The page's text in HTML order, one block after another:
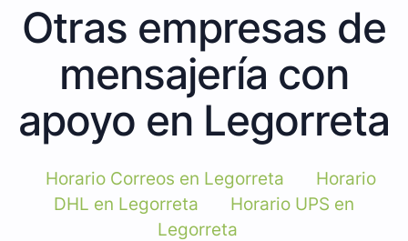
Otras empresas de
mensajería con
apoyo en Legorreta
Horario Correos en Legorreta
Horario
DHL en Legorreta
Horario UPS en
Legorreta